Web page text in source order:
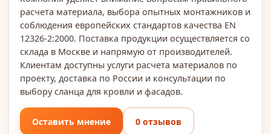
расчета материала, выбора опытных монтажников и
соблюдения европейских стандартов качества EN
12326-2:2000. Поставка продукции осуществляется со
склада в Москве и напрямую от производителей.
Клиентам доступны услуги расчета материалов по
проекту, доставка по России и консультации по
выбору сланца для кровли и фасадов.
Оставить мнение 0 отзывов